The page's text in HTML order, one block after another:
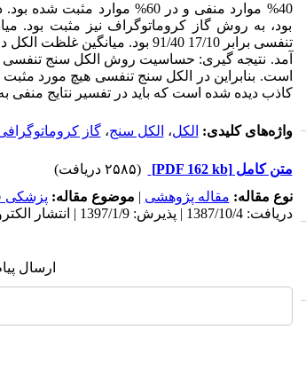
40% موارد منفی و در 60%
بود، به روش گاز کروماتوگراف نیز مثبت بود.
کاذب دیده شده است که باید در تفسیر نتایج منفی
واژه‌های کلیدی: الکل، الکل سنج،گاز
متن کامل[PDF 162 kb]
(۲۵۸۵ دریافت)
نوع مقاله: مقاله پژوهشی | موضوع مقاله: پزشکی
دریافت: 1387/10/4 | پذیرش: 1397/1/9 | انتشار الکترونیک: 1397/1/9
ارسال